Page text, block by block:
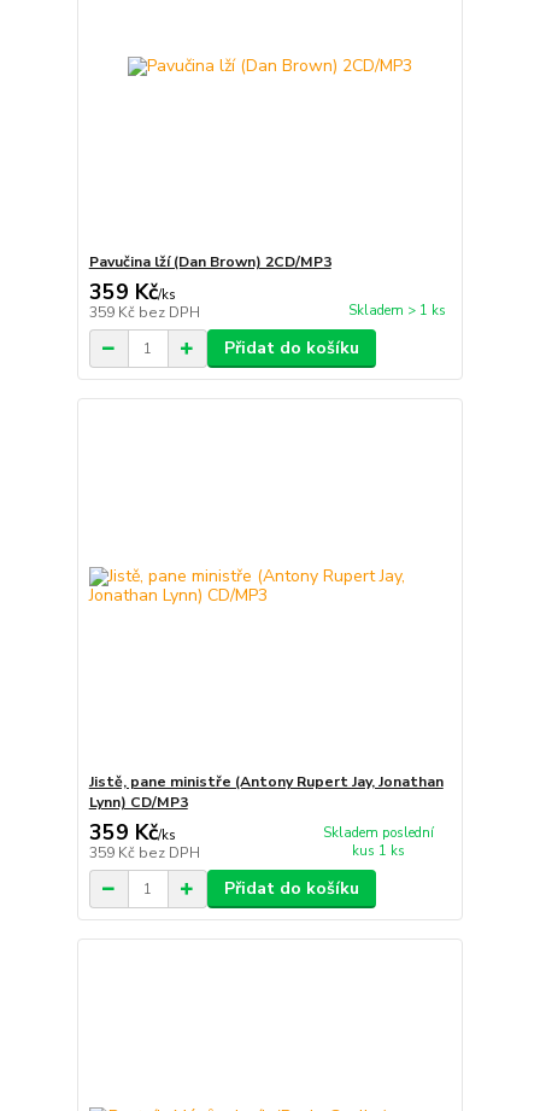
Pavučina lží (Dan Brown) 2CD/MP3
359 Kč/ks
359 Kč bez DPH Skladem > 1 ks
Přidat do košíku
Jistě, pane ministře (Antony Rupert Jay, Jonathan
Lynn) CD/MP3
359 Kč/ks
359 Kč bez DPH
Skladem poslední
kus 1 ks
Přidat do košíku